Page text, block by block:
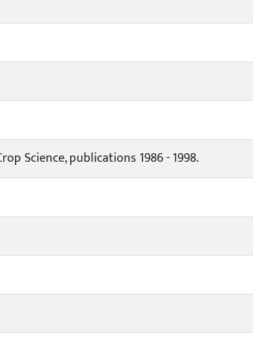
Science, publications 1986 - 1998.